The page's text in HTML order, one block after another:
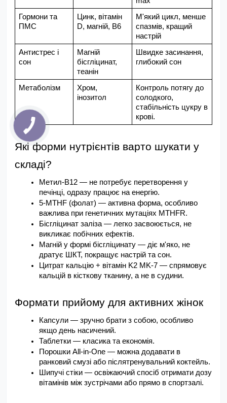
Гормони та
ПМС
Цинк, вітамін
D, магній, B6
М'який цикл, менше
спазмів, кращий
настрій
Антистрес і
сон
Магній
бісгліцинат,
теанін
Швидке засинання,
глибокий сон
Метаболізм
Хром,
інозитол
Контроль потягу до
солодкого,
стабільність цукру в
крові.
Які форми нутрієнтів варто шукати у
складі?
Метил-B12 — не потребує перетворення у
печінці, одразу працює на енергію.
5-MTHF (фолат) — активна форма, особливо
важлива при генетичних мутаціях MTHFR.
Бісгліцинат заліза — легко засвоюється, не
викликає побічних ефектів.
Магній у формі бісгліцинату — діє м'яко, не
дратує ШКТ, покращує настрій та сон.
Цитрат кальцію + вітамін K2 MK-7 — спрямовує
кальцій в кісткову тканину, а не в судини.
Формати прийому для активних жінок
Капсули — зручно брати з собою, особливо
якщо день насичений.
Таблетки — класика та економія.
Порошки All-in-One — можна додавати в
ранковий смузі або післятренувальний коктейль.
Шипучі стіки — освіжаючий спосіб отримати дозу
вітамінів між зустрічами або прямо в спортзалі.